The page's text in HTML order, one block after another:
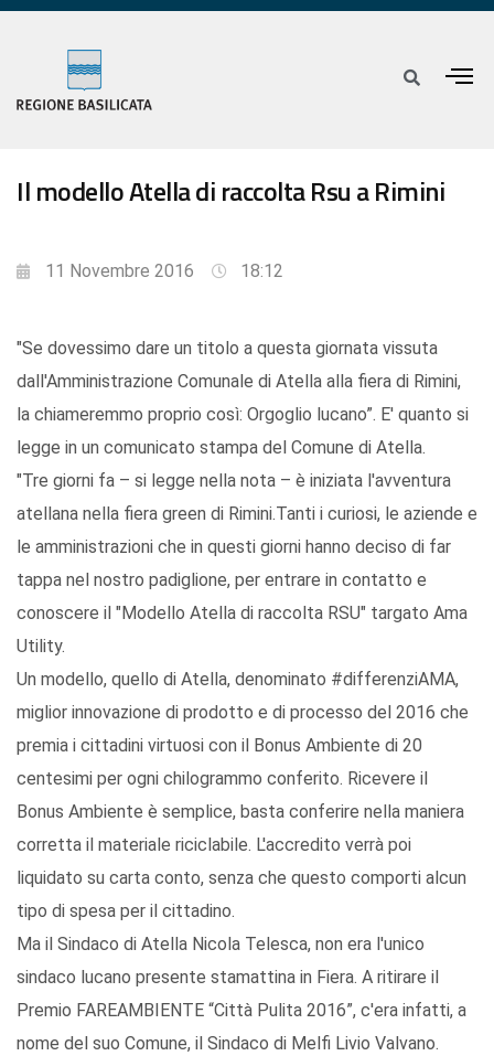
Il modello Atella di raccolta Rsu a Rimini
11 Novembre 2016 18:12
"Se dovessimo dare un titolo a questa giornata vissuta
dall'Amministrazione Comunale di Atella alla fiera di Rimini,
la chiameremmo proprio così: Orgoglio lucano”. E' quanto si
legge in un comunicato stampa del Comune di Atella.
"Tre giorni fa – si legge nella nota – è iniziata l'avventura
atellana nella fiera green di Rimini.Tanti i curiosi, le aziende e
le amministrazioni che in questi giorni hanno deciso di far
tappa nel nostro padiglione, per entrare in contatto e
conoscere il "Modello Atella di raccolta RSU" targato Ama
Utility.
Un modello, quello di Atella, denominato #differenziAMA,
miglior innovazione di prodotto e di processo del 2016 che
premia i cittadini virtuosi con il Bonus Ambiente di 20
centesimi per ogni chilogrammo conferito. Ricevere il
Bonus Ambiente è semplice, basta conferire nella maniera
corretta il materiale riciclabile. L'accredito verrà poi
liquidato su carta conto, senza che questo comporti alcun
tipo di spesa per il cittadino.
Ma il Sindaco di Atella Nicola Telesca, non era l'unico
sindaco lucano presente stamattina in Fiera. A ritirare il
Premio FAREAMBIENTE “Città Pulita 2016”, c'era infatti, a
nome del suo Comune, il Sindaco di Melfi Livio Valvano.